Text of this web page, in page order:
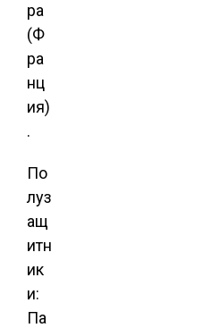
ра
(Ф
ра
нц
ия)
.
По
луз
ащ
итн
ик
и:
Па